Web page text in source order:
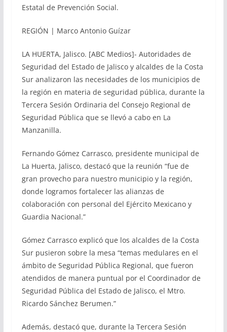
Estatal de Prevención Social.
REGIÓN | Marco Antonio Guízar
LA HUERTA, Jalisco. [ABC Medios]- Autoridades de
Seguridad del Estado de Jalisco y alcaldes de la Costa
Sur analizaron las necesidades de los municipios de
la región en materia de seguridad pública, durante la
Tercera Sesión Ordinaria del Consejo Regional de
Seguridad Pública que se llevó a cabo en La
Manzanilla.
Fernando Gómez Carrasco, presidente municipal de
La Huerta, Jalisco, destacó que la reunión “fue de
gran provecho para nuestro municipio y la región,
donde logramos fortalecer las alianzas de
colaboración con personal del Ejército Mexicano y
Guardia Nacional.”
Gómez Carrasco explicó que los alcaldes de la Costa
Sur pusieron sobre la mesa “temas medulares en el
ámbito de Seguridad Pública Regional, que fueron
atendidos de manera puntual por el Coordinador de
Seguridad Pública del Estado de Jalisco, el Mtro.
Ricardo Sánchez Berumen.”
Además, destacó que, durante la Tercera Sesión